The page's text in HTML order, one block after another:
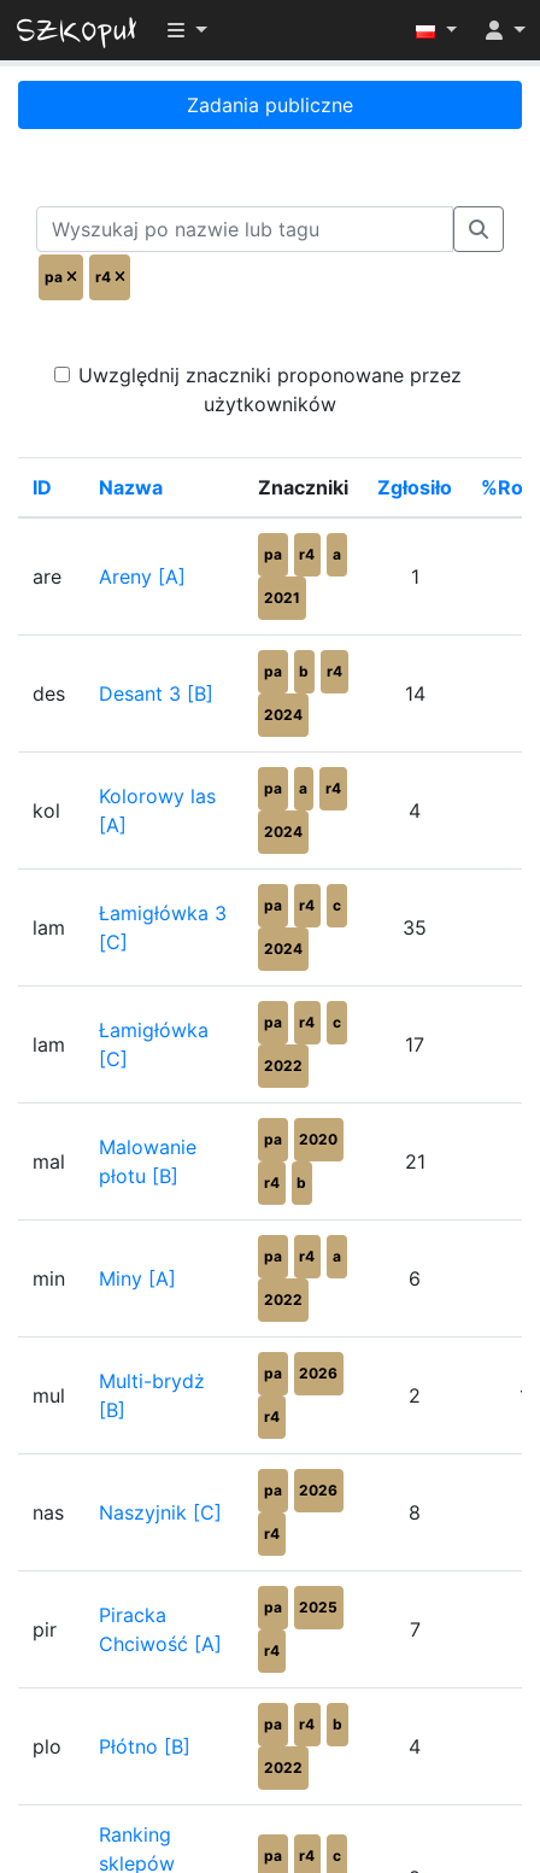
Przełącz widoczność menu
Zadania publiczne
pa r4
Uwzględnij znaczniki proponowane przez
użytkowników
ID Nazwa Znaczniki Zgłosiło
are Areny [A]
pa r4 a
2021
1
des Desant 3 [B]
pa b r4
2024
14
kol
Kolorowy las
[A]
pa a r4
2024
4
lam
Łamigłówka 3
[C]
pa r4 c
2024
35
lam
Łamigłówka
[C]
pa r4 c
2022
17
mal
Malowanie
płotu [B]
pa 2020
r4 b
21
min Miny [A]
pa r4 a
2022
6
mul
Multi-brydż
[B]
pa 2026
r4
2
nas Naszyjnik [C]
pa 2026
r4
8
pir
Piracka
Chciwość [A]
pa 2025
r4
7
plo Płótno [B]
pa r4 b
2022
4
Ranking
sklepów
pa r4 c